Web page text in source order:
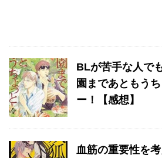
BLが苦手な人で
園まであともう
ー！【感想】
血筋の重要性を